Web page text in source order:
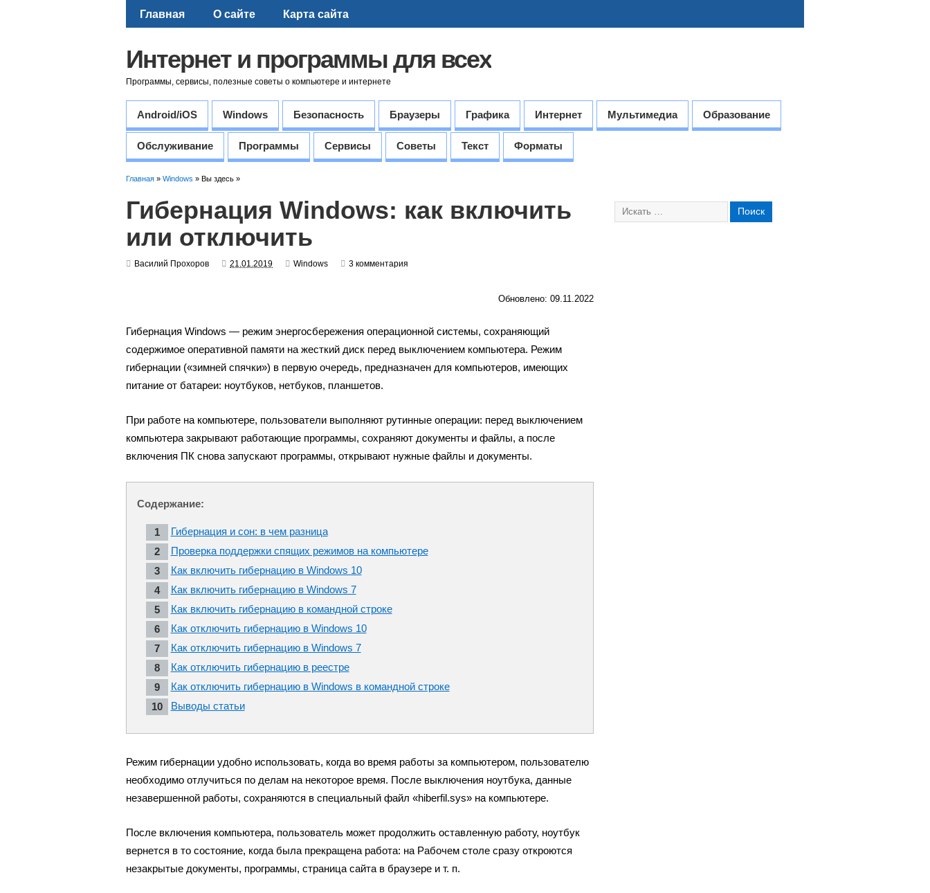
Главная О сайте Карта сайта
Интернет и программы для всех
Программы, сервисы, полезные советы о компьютере и интернете
Android/iOS Windows Безопасность Браузеры Графика Интернет Мультимедиа Образование
Обслуживание Программы Сервисы Советы Текст Форматы
Главная » Windows » Вы здесь »
Гибернация Windows: как включить
или отключить
Василий Прохоров 21.01.2019 Windows 3 комментария
Обновлено: 09.11.2022
Гибернация Windows — режим энергосбережения операционной системы, сохраняющий
содержимое оперативной памяти на жесткий диск перед выключением компьютера. Режим
гибернации («зимней спячки») в первую очередь, предназначен для компьютеров, имеющих
питание от батареи: ноутбуков, нетбуков, планшетов.
При работе на компьютере, пользователи выполняют рутинные операции: перед выключением
компьютера закрывают работающие программы, сохраняют документы и файлы, а после
включения ПК снова запускают программы, открывают нужные файлы и документы.
Содержание:
Гибернация и сон: в чем разница
Проверка поддержки спящих режимов на компьютере
Как включить гибернацию в Windows 10
Как включить гибернацию в Windows 7
Как включить гибернацию в командной строке
Как отключить гибернацию в Windows 10
Как отключить гибернацию в Windows 7
Как отключить гибернацию в реестре
Как отключить гибернацию в Windows в командной строке
Выводы статьи
Режим гибернации удобно использовать, когда во время работы за компьютером, пользователю
необходимо отлучиться по делам на некоторое время. После выключения ноутбука, данные
незавершенной работы, сохраняются в специальный файл «hiberfil.sys» на компьютере.
После включения компьютера, пользователь может продолжить оставленную работу, ноутбук
вернется в то состояние, когда была прекращена работа: на Рабочем столе сразу откроются
незакрытые документы, программы, страница сайта в браузере и т. п.